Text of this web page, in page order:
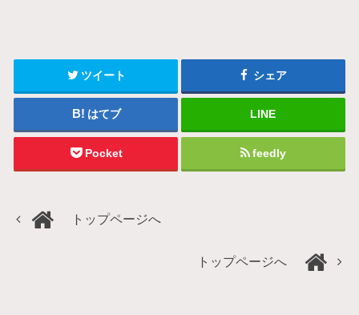
ツイート シェア
はてブ LINE
Pocket feedly
トップページへ
トップページへ